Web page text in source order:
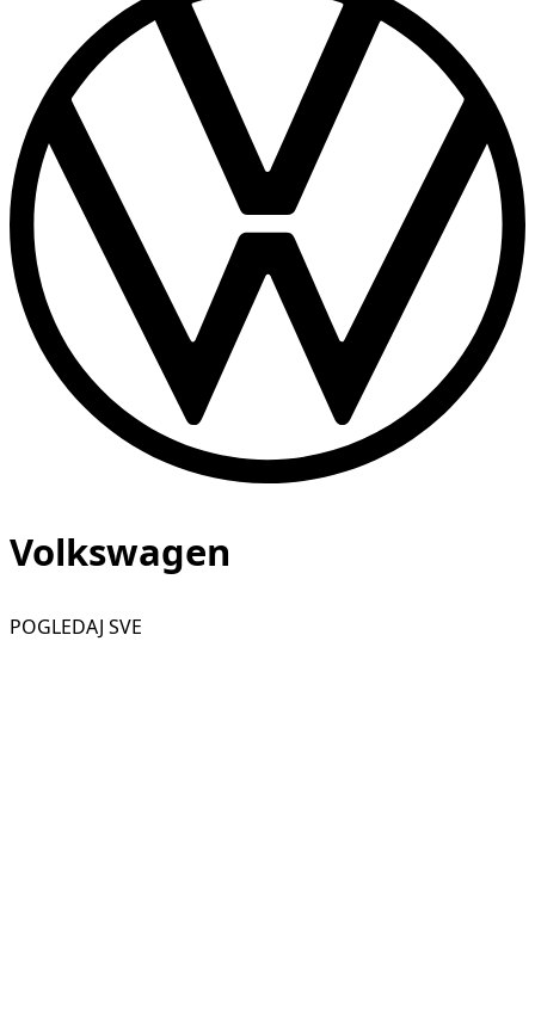
Volkswagen
POGLEDAJ SVE